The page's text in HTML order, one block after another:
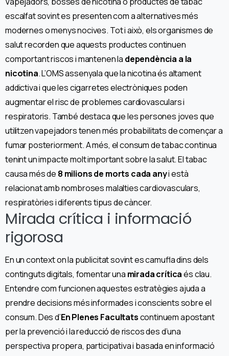
escalfat sovint es presenten com a alternatives més
modernes o menys nocives. Tot i això, els organismes de
salut recorden que aquests productes continuen
comportant riscos i mantenen la dependència a la
nicotina. L’OMS assenyala que la nicotina és altament
addictiva i que les cigarretes electròniques poden
augmentar el risc de problemes cardiovasculars i
respiratoris. També destaca que les persones joves que
utilitzen vapejadors tenen més probabilitats de començar a
fumar posteriorment. A més, el consum de tabac continua
tenint un impacte molt important sobre la salut. El tabac
causa més de 8 milions de morts cada anyi està
relacionat amb nombroses malalties cardiovasculars,
respiratòries i diferents tipus de càncer.
Mirada crítica i informació
rigorosa
En un context on la publicitat sovint es camufla dins dels
continguts digitals, fomentar una mirada críticaés clau.
Entendre com funcionen aquestes estratègies ajuda a
prendre decisions més informades i conscients sobre el
consum. Des d’En Plenes Facultatscontinuem apostant
per la prevenció i la reducció de riscos des d’una
perspectiva propera, participativa i basada en informació